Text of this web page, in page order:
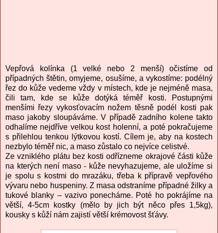
Vepřová kolínka (1 velké nebo 2 menší) očistíme od
případných štětin, omyjeme, osušíme, a vykostíme: podélný
řez do kůže vedeme vždy v místech, kde je nejméně masa,
čili tam, kde se kůže dotýká téměř kosti. Postupnými
menšími řezy vykosťovacím nožem těsně podél kosti pak
maso jakoby sloupáváme. V případě zadního kolene takto
odhalíme nejdříve velkou kost holenní, a poté pokračujeme
s přilehlou tenkou lýtkovou kostí. Cílem je, aby na kostech
nezbylo téměř nic, a maso zůstalo co nejvíce celistvé.
Ze vzniklého plátu bez kosti odřízneme okrajové části kůže
na kterých není maso - kůže nevyhazujeme, ale uložíme si
je spolu s kostmi do mrazáku, třeba k přípravě vepřového
vývaru nebo huspeniny. Z masa odstraníme případné žilky a
tukové blanky – vazivo ponecháme. Poté ho pokrájíme na
větší, 4-5cm kostky (mělo by jich být něco přes 1,5kg),
kousky s kůží nám zajistí větší krémovost šťávy.